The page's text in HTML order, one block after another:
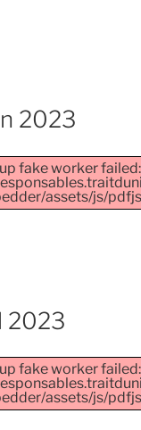
2023
fake worker
assets/js/
2023
fake worker
assets/js/